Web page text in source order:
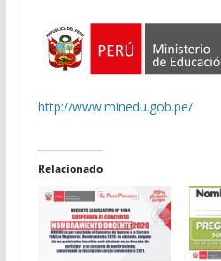
http://www.minedu.gob.pe/
Relacionado